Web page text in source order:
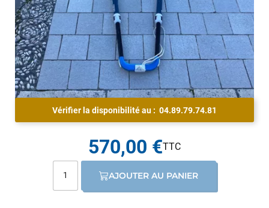
Vérifier la disponibilité au : 04.89.79.74.81
570,00 €
AJOUTER AU PANIER